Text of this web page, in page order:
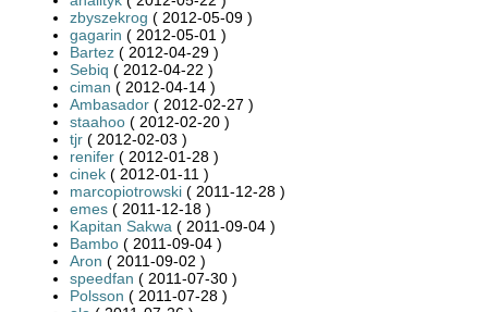
zbyszekrog ( 2012-05-09 )
gagarin ( 2012-05-01 )
Bartez ( 2012-04-29 )
Sebiq ( 2012-04-22 )
ciman ( 2012-04-14 )
Ambasador ( 2012-02-27 )
staahoo ( 2012-02-20 )
tjr ( 2012-02-03 )
renifer ( 2012-01-28 )
cinek ( 2012-01-11 )
marcopiotrowski ( 2011-12-28 )
emes ( 2011-12-18 )
Kapitan Sakwa ( 2011-09-04 )
Bambo ( 2011-09-04 )
Aron ( 2011-09-02 )
speedfan ( 2011-07-30 )
Polsson ( 2011-07-28 )